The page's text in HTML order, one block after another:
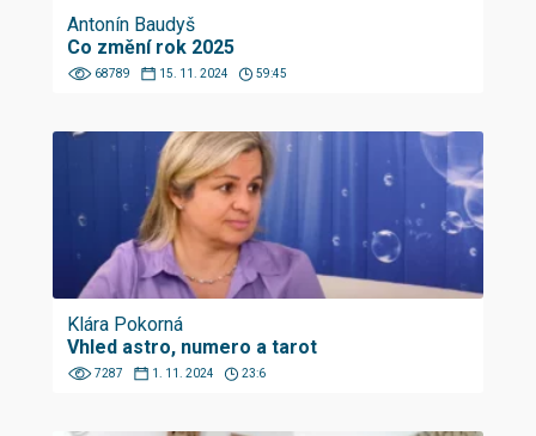
Antonín Baudyš
Co změní rok 2025
68789 15. 11. 2024 59:45
Klára Pokorná
Vhled astro, numero a tarot
7287 1. 11. 2024 23:6